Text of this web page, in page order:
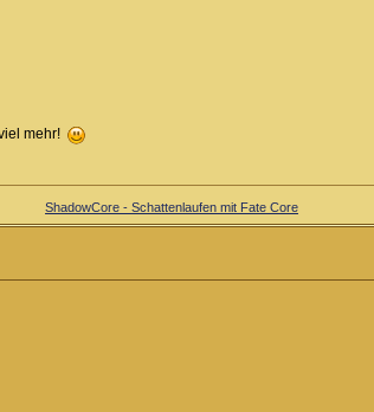
mehr!
ShadowCore - Schattenlaufen mit Fate Core